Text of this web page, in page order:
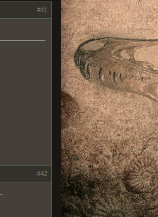
#41
#42